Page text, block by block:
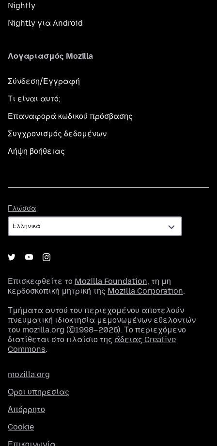
Nightly
Nightly για Android
Λογαριασμός Mozilla
Σύνδεση/Εγγραφή
Τι είναι αυτό;
Επαναφορά κωδικού πρόσβασης
Συγχρονισμός δεδομένων
Λήψη βοήθειας
Γλώσσα
Επισκεφθείτε το Mozilla Foundation, τη μη
κερδοσκοπική μητρική της Mozilla Corporation.
Τμήματα αυτού του περιεχομένου αποτελούν
πνευματική ιδιοκτησία μεμονωμένων εθελοντών
του mozilla.org (©1998–2026). Το περιεχόμενο
διατίθεται στο πλαίσιο της άδειας Creative
Commons.
mozilla.org
Όροι υπηρεσίας
Απόρρητο
Cookie